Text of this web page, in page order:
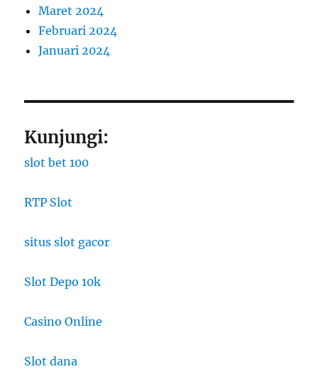
Maret 2024
Februari 2024
Januari 2024
Kunjungi:
slot bet 100
RTP Slot
situs slot gacor
Slot Depo 10k
Casino Online
Slot dana